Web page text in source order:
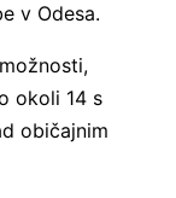
v Odesa.
okoli 14 s
običajnim